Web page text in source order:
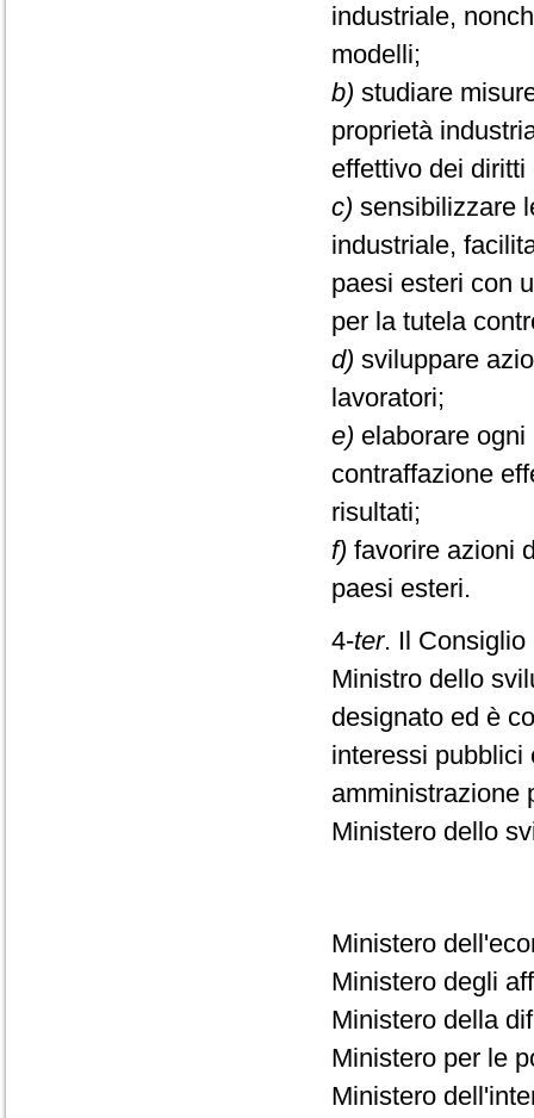
industriale,
modelli;
b) studiare
proprietà
effettivo dei
c) sensibilizzare
industriale,
paesi esteri con
per la tutela
d) sviluppare
lavoratori;
e) elaborare
contraffazione
risultati;
f) favorire azioni
paesi esteri.
4-ter. Il Consiglio
Ministro dello
designato ed è
interessi pubblici
amministrazione
Ministero dello
Ministero
Ministero degli
Ministero della
Ministero per le
Ministero